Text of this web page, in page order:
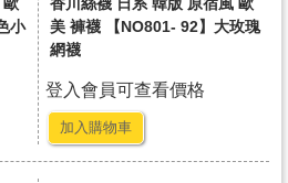
歐
小
香川絲襪 日系 韓版 原宿風 歐
美 褲襪 【NO801- 92】大玫瑰
網襪
登入會員可查看價格
加入購物車